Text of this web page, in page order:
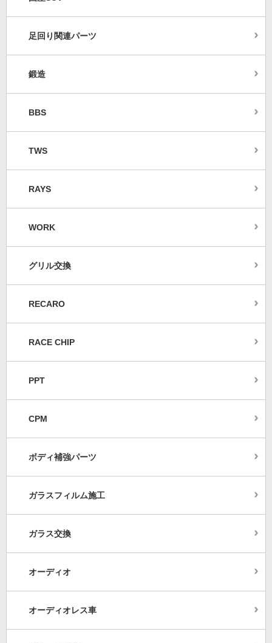
足回り関連パーツ
鍛造
BBS
TWS
RAYS
WORK
グリル交換
RECARO
RACE CHIP
PPT
CPM
ボディ補強パーツ
ガラスフィルム施工
ガラス交換
オーディオ
オーディオレス車